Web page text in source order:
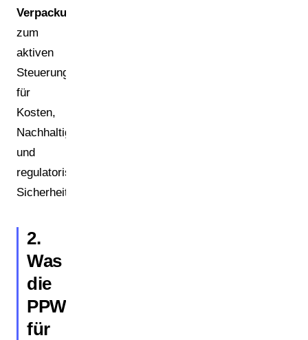
Verpackungen
zum
aktiven
Steuerungsinstrument
für
Kosten,
Nachhaltigkeit
und
regulatorische
Sicherheit.
2.
Was
die
PPWR
für